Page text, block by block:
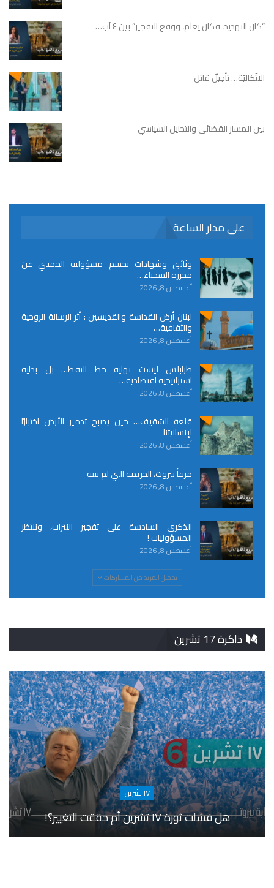
“كان التهديد، فكان يعلم، ووقع التفجير” بين ٤ آب…
الاتّكاليّة… تأجيلٌ قاتل
بين المسار القضائي والتحايل السياسي
على مدار الساعة
وثائق وشهادات تحسم مسؤولية الخميني عن
مجزرة السجناء…
أغسطس 8, 2026
لبنان أرض القداسة والقديسين : أثر الرسالة الروحية
والثقافية…
أغسطس 8, 2026
طرابلس ليست نهاية خط النفط… بل بداية
استراتيجية اقتصادية…
أغسطس 8, 2026
قلعة الشقيف… حين يصبح تدمير الأرض اختبارًا
لإنسانيتنا
أغسطس 8, 2026
مرفأ بيروت، الجريمة التي لم تنتهِ
أغسطس 8, 2026
الذكرى السادسة على تفجير النترات، وننتظر
المسؤوليات !
أغسطس 8, 2026
تحميل المزيد من المشاركات
ذاكرة 17 تشرين
١٧ تشرين
هل فشلت ثورة ١٧ تشرين أم حققت التغيير؟!